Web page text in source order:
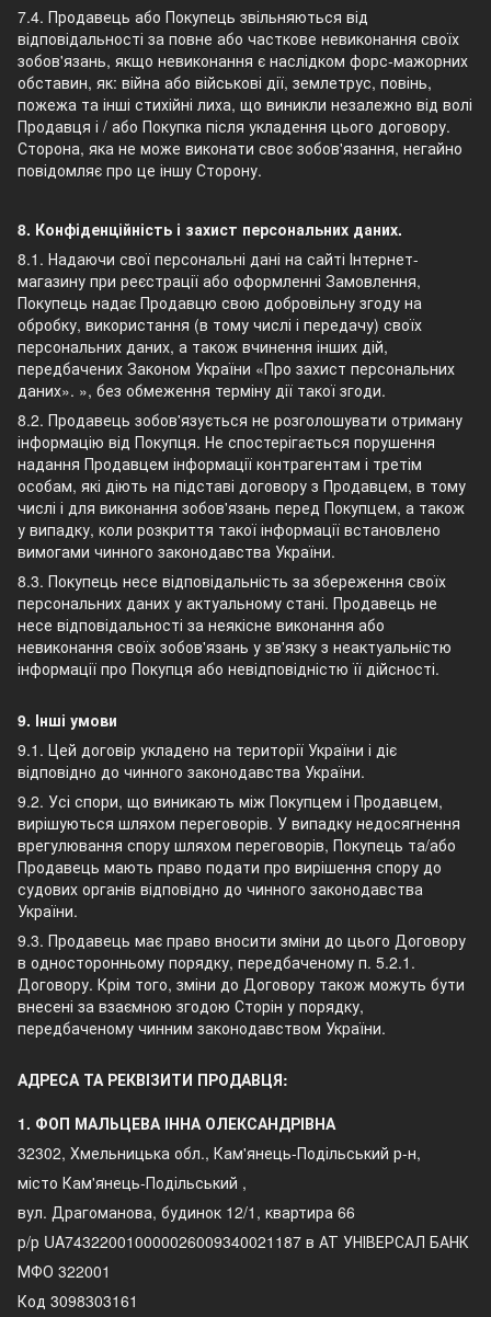
7.4. Продавець або Покупець звільняються від
відповідальності за повне або часткове невиконання своїх
зобов'язань, якщо невиконання є наслідком форс-мажорних
обставин, як: війна або військові дії, землетрус, повінь,
пожежа та інші стихійні лиха, що виникли незалежно від волі
Продавця і / або Покупка після укладення цього договору.
Сторона, яка не може виконати своє зобов'язання, негайно
повідомляє про це іншу Сторону.
8. Конфіденційність і захист персональних даних.
8.1. Надаючи свої персональні дані на сайті Інтернет-
магазину при реєстрації або оформленні Замовлення,
Покупець надає Продавцю свою добровільну згоду на
обробку, використання (в тому числі і передачу) своїх
персональних даних, а також вчинення інших дій,
передбачених Законом України «Про захист персональних
даних». », без обмеження терміну дії такої згоди.
8.2. Продавець зобов'язується не розголошувати отриману
інформацію від Покупця. Не спостерігається порушення
надання Продавцем інформації контрагентам і третім
особам, які діють на підставі договору з Продавцем, в тому
числі і для виконання зобов'язань перед Покупцем, а також
у випадку, коли розкриття такої інформації встановлено
вимогами чинного законодавства України.
8.3. Покупець несе відповідальність за збереження своїх
персональних даних у актуальному стані. Продавець не
несе відповідальності за неякісне виконання або
невиконання своїх зобов'язань у зв'язку з неактуальністю
інформації про Покупця або невідповідністю її дійсності.
9. Інші умови
9.1. Цей договір укладено на території України і діє
відповідно до чинного законодавства України.
9.2. Усі спори, що виникають між Покупцем і Продавцем,
вирішуються шляхом переговорів. У випадку недосягнення
врегулювання спору шляхом переговорів, Покупець та/або
Продавець мають право подати про вирішення спору до
судових органів відповідно до чинного законодавства
України.
9.3. Продавець має право вносити зміни до цього Договору
в односторонньому порядку, передбаченому п. 5.2.1.
Договору. Крім того, зміни до Договору також можуть бути
внесені за взаємною згодою Сторін у порядку,
передбаченому чинним законодавством України.
АДРЕСА ТА РЕКВІЗИТИ ПРОДАВЦЯ:
1. ФОП МАЛЬЦЕВА ІННА ОЛЕКСАНДРІВНА
32302, Хмельницька обл., Кам'янець-Подільський р-н,
місто Кам'янець-Подільський ,
вул. Драгоманова, будинок 12/1, квартира 66
р/р UA743220010000026009340021187 в АТ УНІВЕРСАЛ БАНК
МФО 322001
Код 3098303161